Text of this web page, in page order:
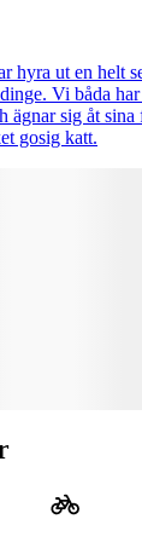
hyra ut en helt
Vi båda har
ägnar sig åt
gosig katt.